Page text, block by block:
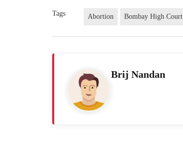
Tags Abortion Bombay High Court
Brij Nandan